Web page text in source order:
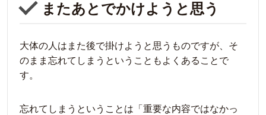
またあとでかけようと思う
大体の人はまた後で掛けようと思うものですが、そ
のまま忘れてしまうということもよくあることで
す。
忘れてしまうということは「重要な内容ではなかっ